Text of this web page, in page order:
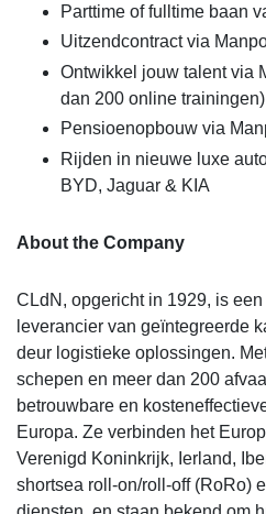
Parttime of fulltime baan
Uitzendcontract via
Ontwikkel jouw talent via
dan 200 online trainingen)
Pensioenopbouw via
Rijden in nieuwe luxe
BYD, Jaguar & KIA
About the Company
CLdN, opgericht in 1929, is
leverancier van geïntegreerde
deur logistieke oplossingen.
schepen en meer dan 200
betrouwbare en
Europa. Ze verbinden het
Verenigd Koninkrijk, Ierland,
shortsea roll-on/roll-off (RoRo)